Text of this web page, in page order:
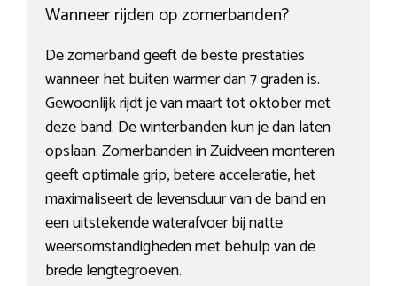
Wanneer rijden op zomerbanden?
De zomerband geeft de beste prestaties
wanneer het buiten warmer dan 7 graden is.
Gewoonlijk rijdt je van maart tot oktober met
deze band. De winterbanden kun je dan laten
opslaan. Zomerbanden in Zuidveen monteren
geeft optimale grip, betere acceleratie, het
maximaliseert de levensduur van de band en
een uitstekende waterafvoer bij natte
weersomstandigheden met behulp van de
brede lengtegroeven.